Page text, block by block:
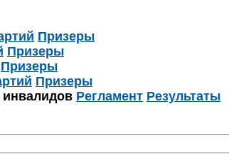
Призеры
Призеры
Призеры
Призеры
Регламент Результаты